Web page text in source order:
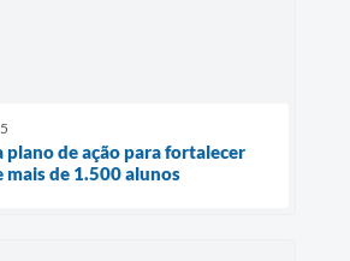
plano de ação para fortalecer
mais de 1.500 alunos